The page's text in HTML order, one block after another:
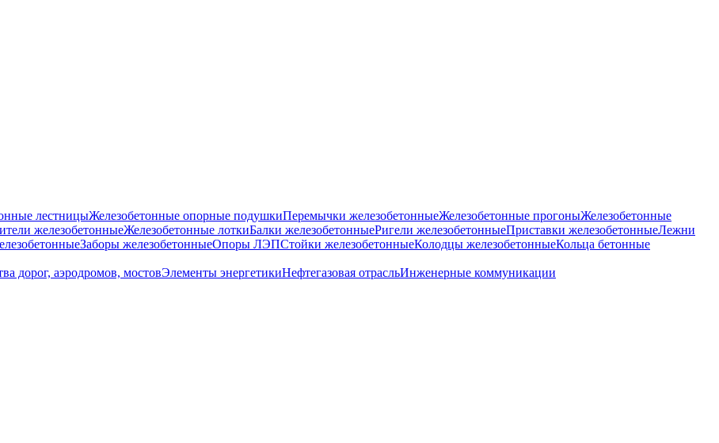
лестницыЖелезобетонные опорные подушкиПеремычки железобетонныеЖелезобетонные прогоныЖелезобетонные
железобетонныеЖелезобетонные лоткиБалки железобетонныеРигели железобетонныеПриставки железобетонныеЛежни
Заборы железобетонныеОпоры ЛЭПСтойки железобетонныеКолодцы железобетонныеКольца бетонные
дорог, аэродромов, мостовЭлементы энергетикиНефтегазовая отрасльИнженерные коммуникации